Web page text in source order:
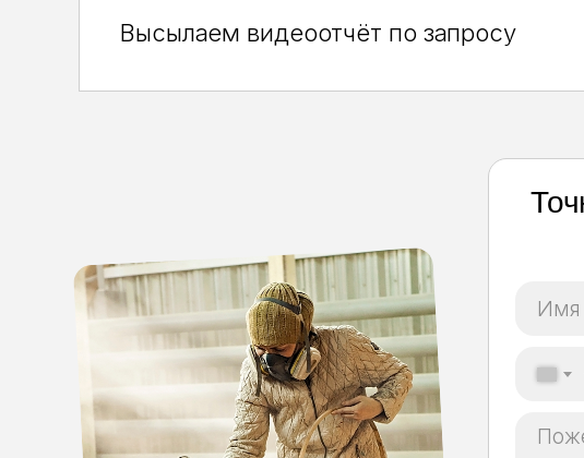
Высылаем видеоотчёт по запросу